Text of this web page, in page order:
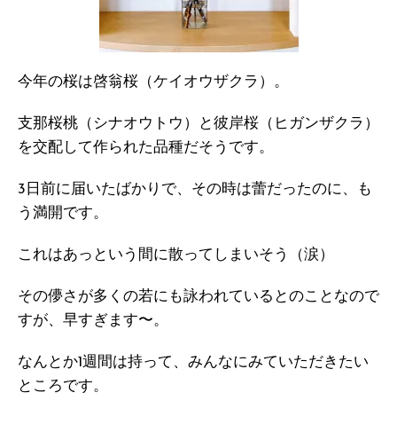
今年の桜は啓翁桜（ケイオウザクラ）。
支那桜桃（シナオウトウ）と彼岸桜（ヒガンザクラ）
を交配して作られた品種だそうです。
3日前に届いたばかりで、その時は蕾だったのに、も
う満開です。
これはあっという間に散ってしまいそう（涙）
その儚さが多くの若にも詠われているとのことなので
すが、早すぎます〜。
なんとか1週間は持って、みんなにみていただきたい
ところです。